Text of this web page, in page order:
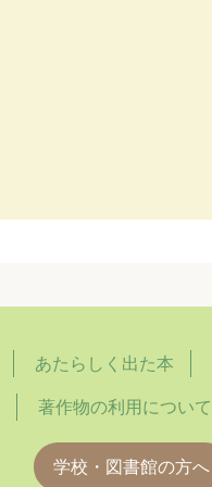
あたらしく出た本
著作物の利用について
学校・図書館の方へ